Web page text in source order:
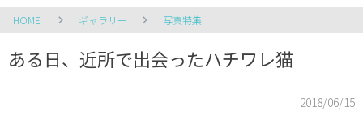
HOME ギャラリー 写真特集
ある日、近所で出会ったハチワレ猫
2018/06/15